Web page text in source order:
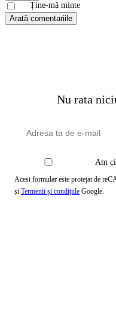
Ține-mă minte
Arată comentariile
Nu rata
Am
Acest formular este protejat de
și Termenii și condițiile Google.